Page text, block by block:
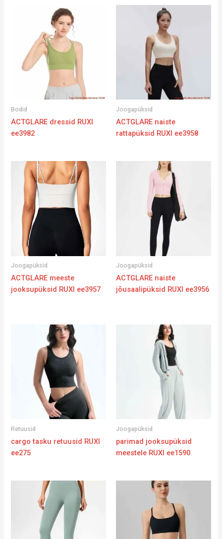
Bodid
ACTGLARE dressid RUXI
ee3982
Joogapüksid
ACTGLARE naiste
rattapüksid RUXI ee3958
Joogapüksid
ACTGLARE meeste
jooksupüksid RUXI ee3957
Joogapüksid
ACTGLARE naiste
jõusaalipüksid RUXI ee3956
Retuusid
cargo tasku retuusid RUXI
ee275
Joogapüksid
parimad jooksupüksid
meestele RUXI ee1590